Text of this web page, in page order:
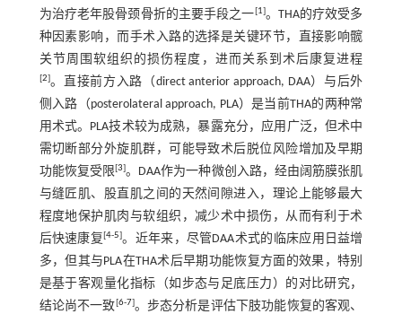
为治疗老年股骨颈骨折的主要手段之一[1]。THA的疗效受多
种因素影响，而手术入路的选择是关键环节，直接影响髋
关节周围软组织的损伤程度，进而关系到术后康复进程
[2]。直接前方入路（direct anterior approach, DAA）与后外
侧入路（posterolateral approach, PLA）是当前THA的两种常
用术式。PLA技术较为成熟，暴露充分，应用广泛，但术中
需切断部分外旋肌群，可能导致术后脱位风险增加及早期
功能恢复受限[3]。DAA作为一种微创入路，经由阔筋膜张肌
与缝匠肌、股直肌之间的天然间隙进入，理论上能够最大
程度地保护肌肉与软组织，减少术中损伤，从而有利于术
后快速康复[4-5]。近年来，尽管DAA术式的临床应用日益增
多，但其与PLA在THA术后早期功能恢复方面的效果，特别
是基于客观量化指标（如步态与足底压力）的对比研究，
结论尚不一致[6-7]。步态分析是评估下肢功能恢复的客观、